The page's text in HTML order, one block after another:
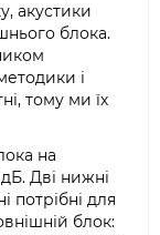
акустики
блока.
і
тому ми їх
на
Дві нижні
потрібні для
блок: